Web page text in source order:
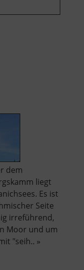
dem
liegt
Es ist
Seite
irreführend,
Moor und um
"seih.. »